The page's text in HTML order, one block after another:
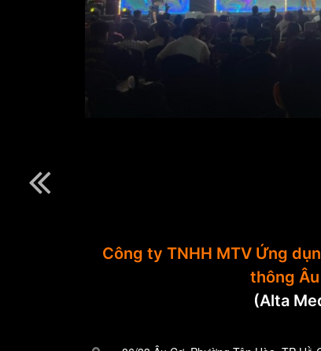
Công ty TNHH MTV Ứng
thông
(Alta